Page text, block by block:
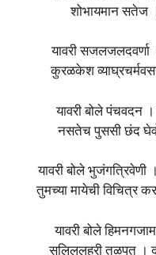
शोभायमान सतेज
यावरी
कुरळकेश
यावरी बोले पंचवदन
नसतेच पुससी छंद
यावरी बोले भुजंगत्रिवेणी
तुमच्या मायेची विचित्र
यावरी बोले
सलिललहरी तळपत ।